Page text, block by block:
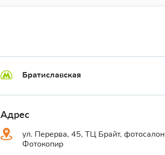
Братиславская
Адрес
ул. Перерва, 45, ТЦ Брайт, фотосалон
Фотокопир